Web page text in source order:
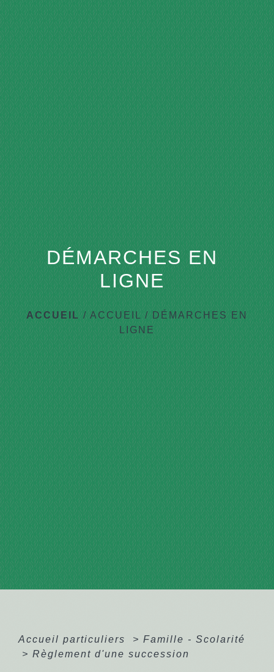
menu
DÉMARCHES EN
LIGNE
ACCUEIL/ACCUEIL / DÉMARCHES EN
LIGNE
Accueil particuliers > Famille - Scolarité
> Règlement d'une succession